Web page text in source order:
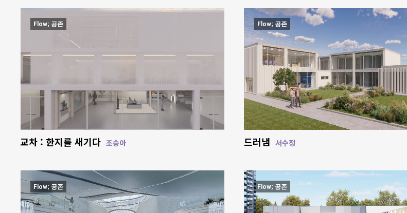
Flow; 공존
교차 : 한지를 새기다 조승아
Flow; 공존
드러냄 서수정
Flow; 공존 Flow; 공존